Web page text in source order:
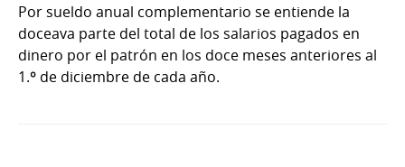
Por sueldo anual complementario se entiende la
doceava parte del total de los salarios pagados en
dinero por el patrón en los doce meses anteriores al
1.º de diciembre de cada año.